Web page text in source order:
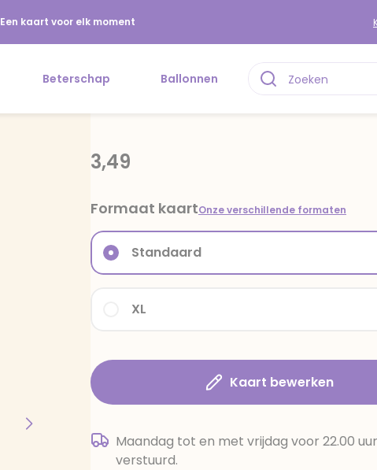
Een kaart voor elk moment
Beterschap Ballonnen
3,49
Formaat kaartOnze verschillende formaten
XL
Standaard
Kaart bewerken
Maandag tot en met vrijdag voor 22.00
verstuurd.